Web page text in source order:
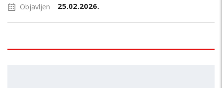
Objavljen 25.02.2026.